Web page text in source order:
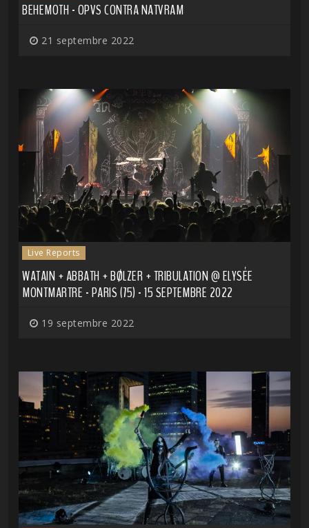
BEHEMOTH - OPVS CONTRA NATVRAM
21 septembre 2022
Live Reports
WATAIN + ABBATH + BØLZER + TRIBULATION @ ELYSÉE
MONTMARTRE - PARIS (75) - 15 SEPTEMBRE 2022
19 septembre 2022